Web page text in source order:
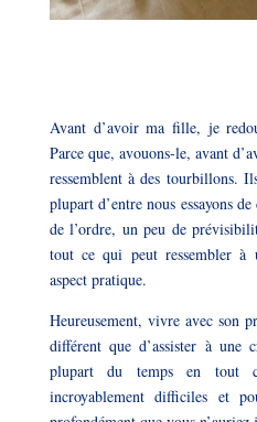
Avant d’avoir ma fille, je
Parce que, avouons-le, avant
ressemblent à des tourbillons.
plupart d’entre nous essayons
de l’ordre, un peu de
tout ce qui peut ressembler
aspect pratique.
Heureusement, vivre avec son
différent que d’assister à
plupart du temps en tout
incroyablement difficiles et